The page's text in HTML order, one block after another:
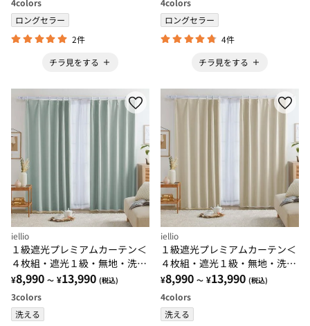
エロー＞
4colors
ロングセラー
2件
チラ見をする
ワイト＞
4colors
ロングセラー
4件
チラ見をする
iellio
１級遮光プレミアムカーテン＜
４枚組・遮光１級・無地・洗え
る・形状記憶加工・新生活・イ
ージーオーダー＞
¥8,990 ～ ¥13,990 (税込)
3colors
洗える
iellio
１級遮光プレミアムカーテン＜
４枚組・遮光１級・無地・洗え
る・形状記憶加工・新生活・イ
ージーオーダー＞
¥8,990 ～ ¥13,990 (税込)
4colors
洗える